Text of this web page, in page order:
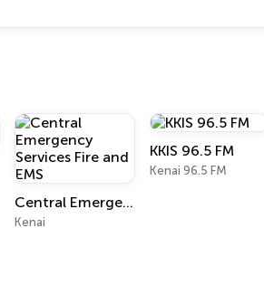
Central Emergency Services Fire and EMS
Kenai
KKIS 96.5 FM
Kenai 96.5 FM